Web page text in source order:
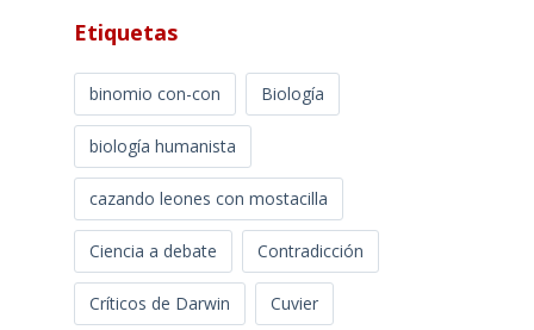
Etiquetas
binomio con-con Biología
biología humanista
cazando leones con mostacilla
Ciencia a debate Contradicción
Críticos de Darwin Cuvier